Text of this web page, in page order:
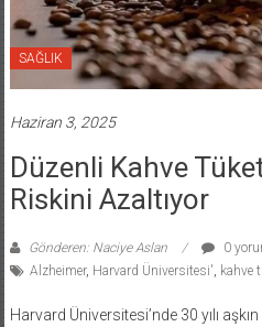
SAĞLIK
Haziran 3, 2025
Düzenli Kahve
Riskini Azaltıyor
Gönderen: Naciye Aslan
0
Alzheimer, Harvard Üniversitesi' kahve
Harvard Üniversitesi’nde 30 yılı